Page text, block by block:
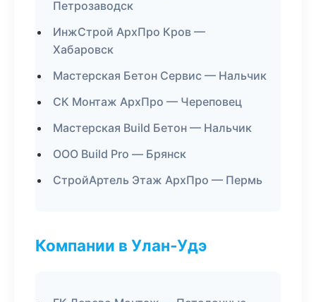
Петрозаводск
ИнжСтрой АрхПро Кров —
Хабаровск
Мастерская Бетон Сервис — Нальчик
СК Монтаж АрхПро — Череповец
Мастерская Build Бетон — Нальчик
ООО Build Pro — Брянск
СтройАртель Этаж АрхПро — Пермь
Компании в Улан-Удэ